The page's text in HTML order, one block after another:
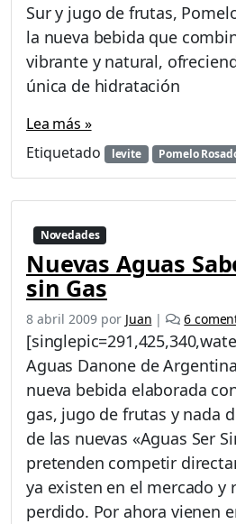
Sur y jugo de frutas,
la nueva bebida que
vibrante y natural,
única de hidratación
Lea más »
Etiquetado
levite Pomelo
Novedades
Nuevas Aguas
sin Gas
8 abril 2009 por Juan | 6
Aguas Danone de
nueva bebida elaborada
gas, jugo de frutas y nada
de las nuevas «Aguas Ser
pretenden competir
ya existen en el mercado y
perdido. Por ahora vienen